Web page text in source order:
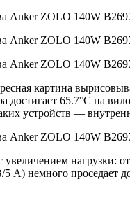
картина
достигает 65.7°C на
устройств —
увеличением
А) немного проседает